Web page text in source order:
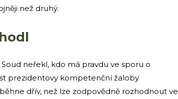
než druhý.
neřekl, kdo má pravdu ve sporu o
prezidentovy kompetenční žaloby
dřív, než lze zodpovědně rozhodnout ve